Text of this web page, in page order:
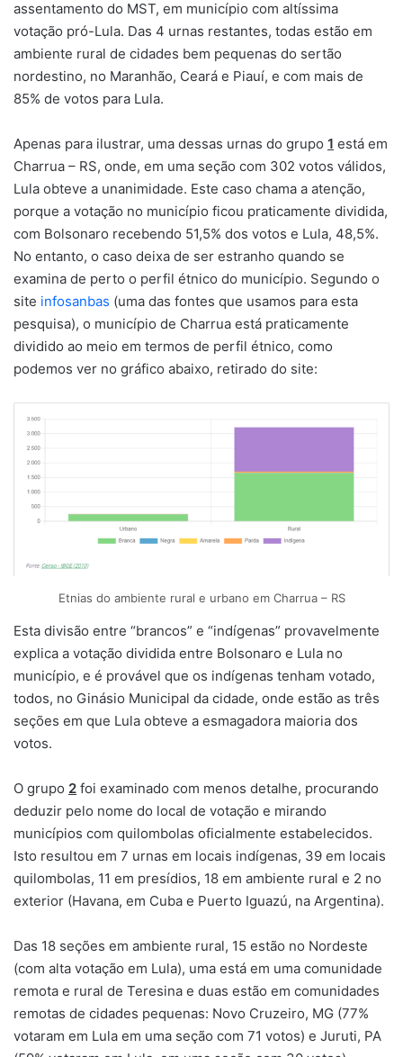
assentamento do MST, em município com altíssima
votação pró-Lula. Das 4 urnas restantes, todas estão em
ambiente rural de cidades bem pequenas do sertão
nordestino, no Maranhão, Ceará e Piauí, e com mais de
85% de votos para Lula.
Apenas para ilustrar, uma dessas urnas do grupo 1 está em
Charrua – RS, onde, em uma seção com 302 votos válidos,
Lula obteve a unanimidade. Este caso chama a atenção,
porque a votação no município ficou praticamente dividida,
com Bolsonaro recebendo 51,5% dos votos e Lula, 48,5%.
No entanto, o caso deixa de ser estranho quando se
examina de perto o perfil étnico do município. Segundo o
site infosanbas (uma das fontes que usamos para esta
pesquisa), o município de Charrua está praticamente
dividido ao meio em termos de perfil étnico, como
podemos ver no gráfico abaixo, retirado do site:
Etnias do ambiente rural e urbano em Charrua – RS
Esta divisão entre “brancos” e “indígenas” provavelmente
explica a votação dividida entre Bolsonaro e Lula no
município, e é provável que os indígenas tenham votado,
todos, no Ginásio Municipal da cidade, onde estão as três
seções em que Lula obteve a esmagadora maioria dos
votos.
O grupo 2 foi examinado com menos detalhe, procurando
deduzir pelo nome do local de votação e mirando
municípios com quilombolas oficialmente estabelecidos.
Isto resultou em 7 urnas em locais indígenas, 39 em locais
quilombolas, 11 em presídios, 18 em ambiente rural e 2 no
exterior (Havana, em Cuba e Puerto Iguazú, na Argentina).
Das 18 seções em ambiente rural, 15 estão no Nordeste
(com alta votação em Lula), uma está em uma comunidade
remota e rural de Teresina e duas estão em comunidades
remotas de cidades pequenas: Novo Cruzeiro, MG (77%
votaram em Lula em uma seção com 71 votos) e Juruti, PA